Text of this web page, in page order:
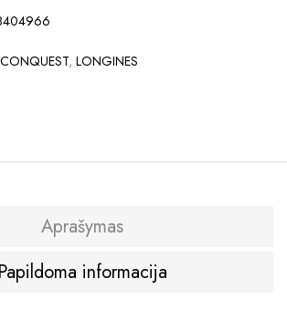
, LONGINES
Aprašymas
Papildoma informacija